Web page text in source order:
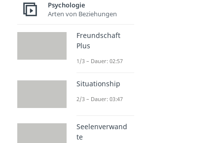
Psychologie
Arten von Beziehungen
Freundschaft
Plus
1/3 – Dauer: 02:57
Situationship
2/3 – Dauer: 03:47
Seelenverwand
te